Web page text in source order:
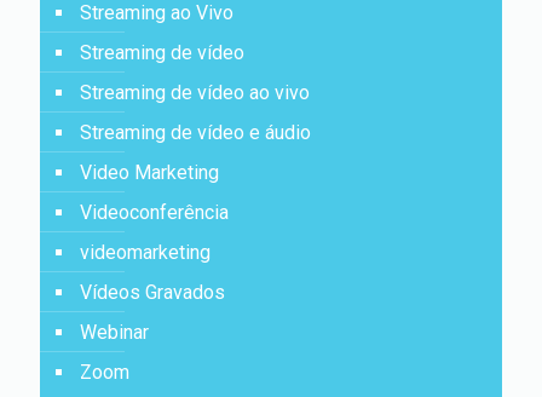
Streaming ao Vivo
Streaming de vídeo
Streaming de vídeo ao vivo
Streaming de vídeo e áudio
Video Marketing
Videoconferência
videomarketing
Vídeos Gravados
Webinar
Zoom